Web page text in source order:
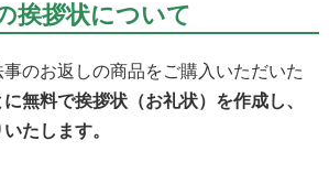
挨拶状について
のお返しの商品をご購入いただいた
無料で挨拶状（お礼状）を作成し、
たします。